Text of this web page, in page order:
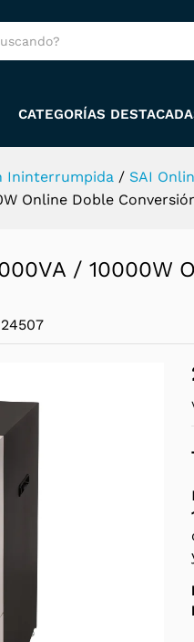
CATEGORÍAS
Ininterrumpida / SAI
Online Doble
/ 10000W
Especificaciones